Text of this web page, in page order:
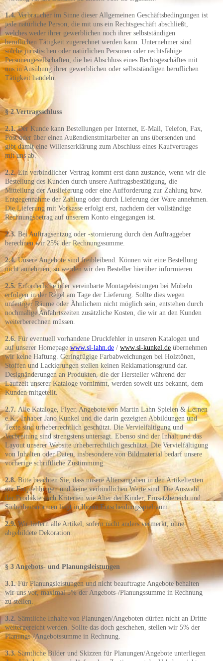
1.4.Verbraucher im Sinne dieser Allgemeinen Geschäftsbedingungen ist
jede natürliche Person, die mit uns ein Rechtsgeschäft abschließt,
welches weder ihrer gewerblichen noch ihrer selbstständigen
beruflichen Tätigkeit zugerechnet werden kann. Unternehmer sind
solche juristischen oder natürlichen Personen oder rechtsfähige
Personengesellschaften, die bei Abschluss eines Rechtsgeschäftes mit
uns in Ausübung ihrer gewerblichen oder selbstständigen beruflichen
Tätigkeit handeln.
§ 2 Vertragsschluss
2.1.Der Kunde kann Bestellungen per Internet, E-Mail, Telefon, Fax,
Post oder über einen Außendienstmitarbeiter an uns übersenden und
gibt damit eine Willenserklärung zum Abschluss eines Kaufvertrages
mit uns ab.
2.2.Ein verbindlicher Vertrag kommt erst dann zustande, wenn wir die
Bestellung des Kunden durch unsere Auftragsbestätigung, die
Mitteilung der Auslieferung oder eine Aufforderung zur Zahlung bzw.
Entgegennahme der Zahlung oder durch Lieferung der Ware annehmen.
Die Lieferung mit Vorkasse erfolgt erst, nachdem der vollständige
Rechnungsbetrag auf unserem Konto eingegangen ist.
2.3. Bei Auftragsentzug oder -stornierung durch den Auftraggeber
berechnen wir 25% der Rechnungssumme.
2.4.Unsere Angebote sind freibleibend. Können wir eine Bestellung
nicht annehmen, so werden wir den Besteller hierüber informieren.
2.5. Erforderliche oder vereinbarte Montageleistungen bei Möbeln
erfolgen in der Regel am Tage der Lieferung. Sollte dies wegen
unfertiger Räume oder Ähnlichem nicht möglich sein, entstehen durch
nochmalige Anfahrtszeiten zusätzliche Kosten, die wir an den Kunden
weiterberechnen müssen.
2.6. Für eventuell vorhandene Druckfehler in unseren Katalogen und
auf unserer Homepagewww.sl-lahn.de / www.sl-kunkel.de übernehmen
wir keine Haftung. Geringfügige Farbabweichungen bei Holztönen,
Stoffen und Lackierungen stellen keinen Reklamationsgrund dar.
Designänderungen an Produkten, die der Hersteller während der
Laufzeit unserer Kataloge vornimmt, werden soweit uns bekannt, dem
Kunden mitgeteilt.
2.7. Alle Kataloge, Flyer, Angebote von Martin Lahn Spielen & Lernen
e.K., Inhaber Jano Kunkel und die darin gezeigten Abbildungen und
Texte sind urheberrechtlich geschützt. Die Vervielfältigung und
Verbreitung sind strengstens untersagt. Ebenso sind der Inhalt und das
Layout unserer Website urheberrechtlich geschützt. Die Vervielfältigung
von Inhalten oder Daten, insbesondere von Bildmaterial bedarf unsere
vorherige schriftliche Zustimmung.
2.8.Bitte beachten Sie, dass unsere Altersangaben in den Artikeltexten
nur Empfehlungen und keine verbindlichen Werte sind. Die Auswahl
der Produkte nach Kriterien wie Alter der Kinder, Einsatzbereich und
Sicherheitsnormen liegt in Ihrem Entscheidungsspielraum.
2.9.Wir liefern alle Artikel, sofern nicht anders vermerkt, ohne
abgebildete Dekoration.
§ 3 Angebots- und Planungsleistungen
3.1.Für Planungsleistungen und nicht beauftragte Angebote behalten
wir uns vor, maximal 5% der Angebots-/Planungssumme in Rechnung
zu stellen.
3.2. Sämtliche Inhalte von Planungen/Angeboten dürfen nicht an Dritte
weitergereicht werden. Sollte das doch geschehen, stellen wir 5% der
Planungs-/Angebotssumme in Rechnung.
3.3.Sämtliche Bilder und Skizzen für Planungen/Angebote unterliegen